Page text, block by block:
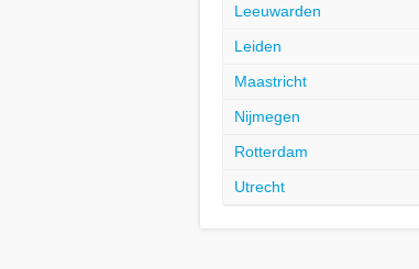
Leeuwarden
Leiden
Maastricht
Nijmegen
Rotterdam
Utrecht